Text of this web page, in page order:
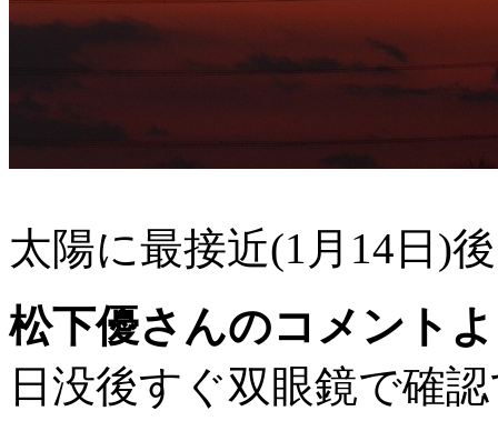
太陽に最接近(1月14日)
松下優さんのコメント
日没後すぐ双眼鏡で確